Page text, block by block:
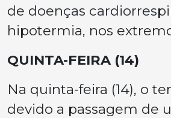
de doenças
hipotermia, nos
QUINTA-FEIRA (14)
Na quinta-feira (14), o
devido a passagem de